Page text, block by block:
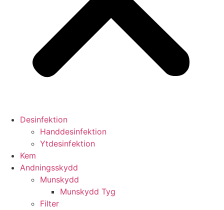
Desinfektion
Handdesinfektion
Ytdesinfektion
Kem
Andningsskydd
Munskydd
Munskydd Tyg
Filter